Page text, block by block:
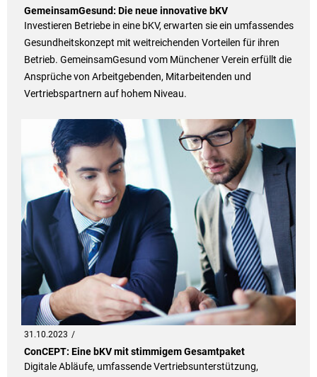
GemeinsamGesund: Die neue innovative bKV
Investieren Betriebe in eine bKV, erwarten sie ein umfassendes
Gesundheitskonzept mit weitreichenden Vorteilen für ihren
Betrieb. GemeinsamGesund vom Münchener Verein erfüllt die
Ansprüche von Arbeitgebenden, Mitarbeitenden und
Vertriebspartnern auf hohem Niveau.
31.10.2023
ConCEPT: Eine bKV mit stimmigem Gesamtpaket
Digitale Abläufe, umfassende Vertriebsunterstützung,